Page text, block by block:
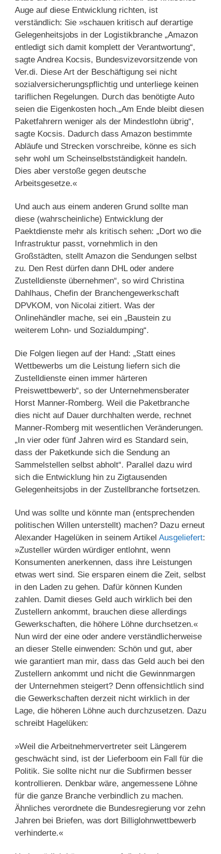
Auge auf diese Entwicklung richten, ist
verständlich: Sie »schauen kritisch auf derartige
Gelegenheitsjobs in der Logistikbranche „Amazon
entledigt sich damit komplett der Verantwortung“,
sagte Andrea Kocsis, Bundesvizevorsitzende von
Ver.di. Diese Art der Beschäftigung sei nicht
sozialversicherungspflichtig und unterliege keinen
tariflichen Regelungen. Durch das benötigte Auto
seien die Eigenkosten hoch.„Am Ende bleibt diesen
Paketfahrern weniger als der Mindestlohn übrig“,
sagte Kocsis. Dadurch dass Amazon bestimmte
Abläufe und Strecken vorschreibe, könne es sich
sehr wohl um Scheinselbstständigkeit handeln.
Dies aber verstoße gegen deutsche
Arbeitsgesetze.«
Und auch aus einem anderen Grund sollte man
diese (wahrscheinliche) Entwicklung der
Paektdienste mehr als kritisch sehen: „Dort wo die
Infrastruktur passt, vornehmlich in den
Großstädten, stellt Amazon die Sendungen selbst
zu. Den Rest dürfen dann DHL oder andere
Zustelldienste übernehmen“, so wird Christina
Dahlhaus, Chefin der Branchengewerkschaft
DPVKOM, von Nicolai zitiert. Was der
Onlinehändler mache, sei ein „Baustein zu
weiterem Lohn- und Sozialdumping“.
Die Folgen liegen auf der Hand: „Statt eines
Wettbewerbs um die Leistung liefern sich die
Zustelldienste einen immer härteren
Preiswettbewerb“, so der Unternehmensberater
Horst Manner-Romberg. Weil die Paketbranche
dies nicht auf Dauer durchhalten werde, rechnet
Manner-Romberg mit wesentlichen Veränderungen.
„In vier oder fünf Jahren wird es Standard sein,
dass der Paketkunde sich die Sendung an
Sammelstellen selbst abholt“. Parallel dazu wird
sich die Entwicklung hin zu Zigtausenden
Gelegenheitsjobs in der Zustellbranche fortsetzen.
Und was sollte und könnte man (entsprechenden
politischen Willen unterstellt) machen? Dazu erneut
Alexander Hagelüken in seinem Artikel Ausgeliefert:
»Zusteller würden würdiger entlohnt, wenn
Konsumenten anerkennen, dass ihre Leistungen
etwas wert sind. Sie ersparen einem die Zeit, selbst
in den Laden zu gehen. Dafür können Kunden
zahlen. Damit dieses Geld auch wirklich bei den
Zustellern ankommt, brauchen diese allerdings
Gewerkschaften, die höhere Löhne durchsetzen.«
Nun wird der eine oder andere verständlicherweise
an dieser Stelle einwenden: Schön und gut, aber
wie garantiert man mir, dass das Geld auch bei den
Zustellern ankommt und nicht die Gewinnmargen
der Unternehmen steigert? Denn offensichtlich sind
die Gewerkschaften derzeit nicht wirklich in der
Lage, die höheren Löhne auch durchzusetzen. Dazu
schreibt Hagelüken:
»Weil die Arbeitnehmervertreter seit Längerem
geschwächt sind, ist der Lieferboom ein Fall für die
Politik. Sie sollte nicht nur die Subfirmen besser
kontrollieren. Denkbar wäre, angemessene Löhne
für die ganze Branche verbindlich zu machen.
Ähnliches verordnete die Bundesregierung vor zehn
Jahren bei Briefen, was dort Billiglohnwettbewerb
verhinderte.«